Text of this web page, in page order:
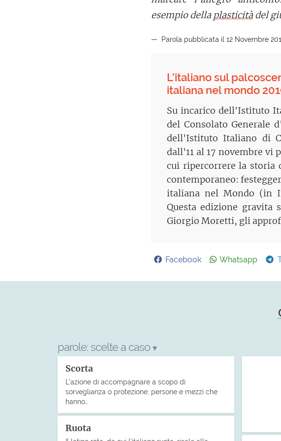
esempio della plasticitàdel
Parola pubblicata il 12 Novembre
L'italiano sul
italiana nel mondo
Su incarico dell'Istituto
del Consolato Generale
dell'Istituto Italiano di
dall'11 al 17 novembre vi
cui ripercorrere la storia
contemporaneo:
italiana nel Mondo (in
Questa edizione
Giorgio Moretti, gli
Facebook Whatsapp
parole: scelte a caso ▾
Scorta
L’azione di accompagnare a scopo di
sorveglianza o protezione; persone e mezzi che
hanno…
Ruota